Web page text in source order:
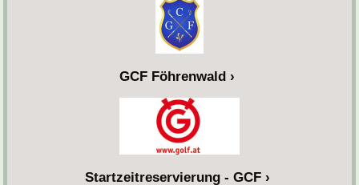
GCF Föhrenwald
Startzeitreservierung - GCF